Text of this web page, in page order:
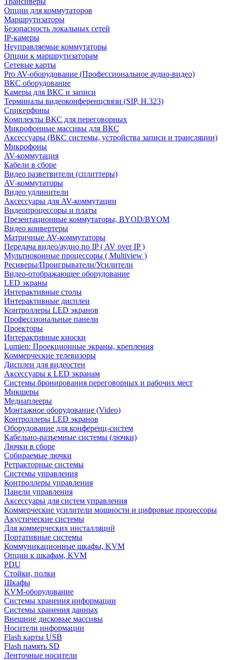
Опции для коммутаторов
Маршрутизаторы
Безопасность локальных сетей
IP-камеры
Неуправляемые коммутаторы
Опции к маршрутизаторам
Сетевые карты
Pro AV-оборудование (Профессиональное аудио-видео)
ВКС оборудование
Камеры для ВКС и записи
Терминалы видеоконференцсвязи (SIP, H.323)
Спикерфоны
Комплекты ВКС для переговорных
Микрофонные массивы для ВКС
Аксессуары (ВКС системы, устройства записи и трансляции)
Микрофоны
AV-коммутация
Кабели в сборе
Видео разветвители (сплиттеры)
AV-коммутаторы
Видео удлинители
Аксессуары для AV-коммутации
Видеопроцессоры и платы
Презентационные коммутаторы, BYOD/BYOM
Видео конвертеры
Матричные AV-коммутаторы
Передача видео/аудио по IP ( AV over IP )
Мультиоконные процессоры ( Multiview )
Ресиверы/Проигрыватели/Усилители
Видео-отображающее оборудование
LED экраны
Интерактивные столы
Интерактивные дисплеи
Контроллеры LED экранов
Профессиональные панели
Проекторы
Интерактивные киоски
Lumien: Проекционные экраны, крепления
Коммерческие телевизоры
Дисплеи для видеостен
Аксессуары к LED экранам
Системы бронирования переговорных и рабочих мест
Микшеры
Медиаплееры
Монтажное оборудование (Video)
Контроллеры LED экранов
Оборудование для конференц-систем
Кабельно-разъемные системы (лючки)
Лючки в сборе
Собираемые лючки
Ретракторные системы
Системы управления
Контроллеры управления
Панели управления
Аксессуары для систем управления
Коммерческие усилители мощности и цифровые процессоры
Акустические системы
Для коммерческих инсталляций
Портативные системы
Коммуникационные шкафы, KVM
Опции к шкафам, KVM
PDU
Стойки, полки
Шкафы
KVM-оборудование
Системы хранения информации
Системы хранения данных
Внешние дисковые массивы
Носители информации
Flash карты USB
Flash память SD
Ленточные носители